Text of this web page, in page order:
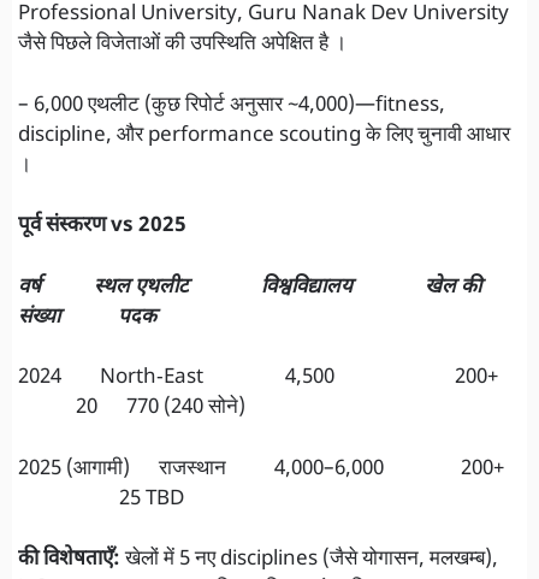
Professional University, Guru Nanak Dev University
जैसे पिछले विजेताओं की उपस्थिति अपेक्षित है ।
– 6,000 एथलीट (कुछ रिपोर्ट अनुसार ~4,000)—fitness,
discipline, और performance scouting के लिए चुनावी आधार
।
पूर्व संस्करण vs 2025
वर्ष स्‍थल एथलीट विश्वविद्यालय खेल की
संख्या पदक
2024 North‑East 4,500 200+
20 770 (240 सोने)
2025 (आगामी) राजस्थान 4,000–6,000 200+
25 TBD
की विशेषताएँ:खेलों में 5 नए disciplines (जैसे योगासन, मलखम्ब),